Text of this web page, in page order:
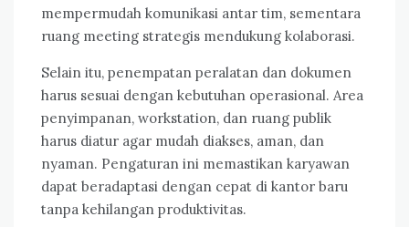
mempermudah komunikasi antar tim, sementara
ruang meeting strategis mendukung kolaborasi.
Selain itu, penempatan peralatan dan dokumen
harus sesuai dengan kebutuhan operasional. Area
penyimpanan, workstation, dan ruang publik
harus diatur agar mudah diakses, aman, dan
nyaman. Pengaturan ini memastikan karyawan
dapat beradaptasi dengan cepat di kantor baru
tanpa kehilangan produktivitas.